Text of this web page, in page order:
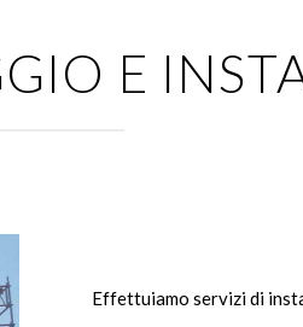
E
Effettuiamo servizi di